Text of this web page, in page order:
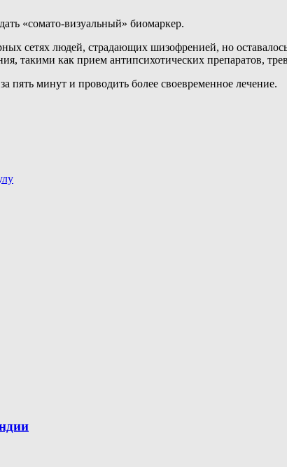
«сомато-визуальный» биомаркер.
сетях людей, страдающих шизофренией, но
такими как прием антипсихотических препаратов,
пять минут и проводить более своевременное лечение.